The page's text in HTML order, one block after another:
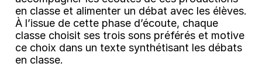
en classe et alimenter un débat avec les élèves.
À l’issue de cette phase d’écoute, chaque
classe choisit ses trois sons préférés et motive
ce choix dans un texte synthétisant les débats
en classe.